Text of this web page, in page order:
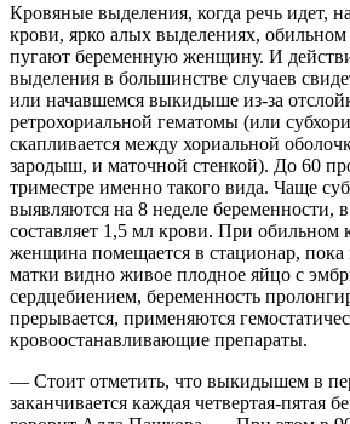
Кровяные выделения, когда речь идет,
крови, ярко алых выделениях, обильном
пугают беременную женщину. И
выделения в большинстве случаев
или начавшемся выкидыше из-за
ретрохориальной гематомы (или
скапливается между хориальной
зародыш, и маточной стенкой). До 60
триместре именно такого вида. Чаще
выявляются на 8 неделе беременности,
составляет 1,5 мл крови. При обильном
женщина помещается в стационар,
матки видно живое плодное яйцо с
сердцебиением, беременность
прерывается, применяются
кровоостанавливающие препараты.
— Стоит отметить, что выкидышем в
заканчивается каждая четвертая-пятая